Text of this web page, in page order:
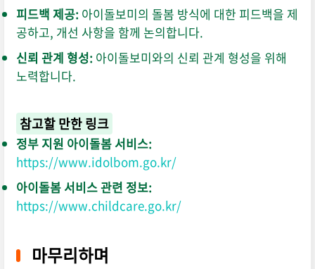
피드백 제공: 아이돌보미의 돌봄 방식에 대한 피드백을 제
공하고, 개선 사항을 함께 논의합니다.
신뢰 관계 형성: 아이돌보미와의 신뢰 관계 형성을 위해
노력합니다.
참고할 만한 링크
정부 지원 아이돌봄 서비스:
https://www.idolbom.go.kr/
아이돌봄 서비스 관련 정보:
https://www.childcare.go.kr/
마무리하며